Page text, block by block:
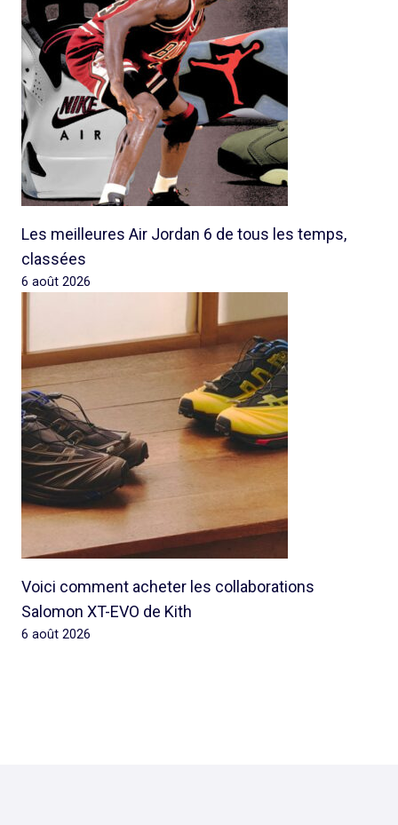
Les meilleures Air Jordan 6 de tous les temps,
classées
6 août 2026
Voici comment acheter les collaborations
Salomon XT-EVO de Kith
6 août 2026